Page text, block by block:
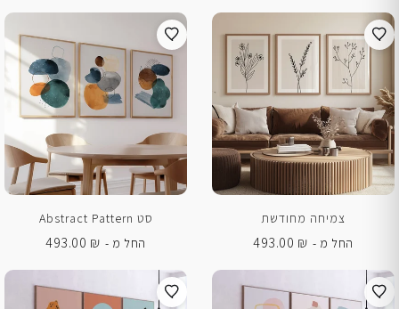
צמיחה מחודשת
החל מ -
493.00 ₪
סט Abstract Pattern
החל מ -
493.00 ₪